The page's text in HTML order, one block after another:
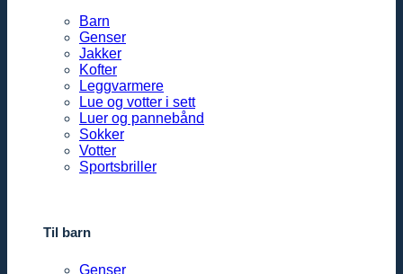
Barn
Genser
Jakker
Kofter
Leggvarmere
Lue og votter i sett
Luer og pannebånd
Sokker
Votter
Sportsbriller
Til barn
Genser